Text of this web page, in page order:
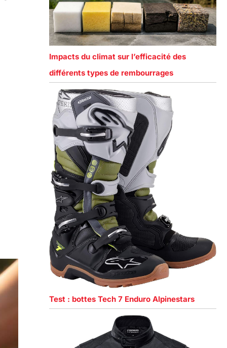
Impacts du climat sur l’efficacité des
différents types de rembourrages
Test : bottes Tech 7 Enduro Alpinestars